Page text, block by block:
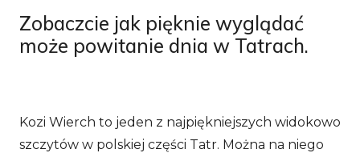
Zobaczcie jak pięknie wyglądać
może powitanie dnia w Tatrach.
Kozi Wierch to jeden z najpiękniejszych widokowo
szczytów w polskiej części Tatr. Można na niego